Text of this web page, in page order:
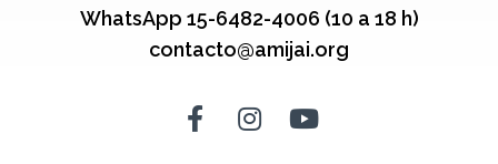
WhatsApp 15-6482-4006 (10 a 18 h)
contacto@amijai.org